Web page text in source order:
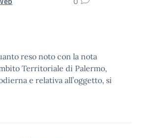
reso noto con la nota
Territoriale di Palermo,
e relativa all’oggetto, si